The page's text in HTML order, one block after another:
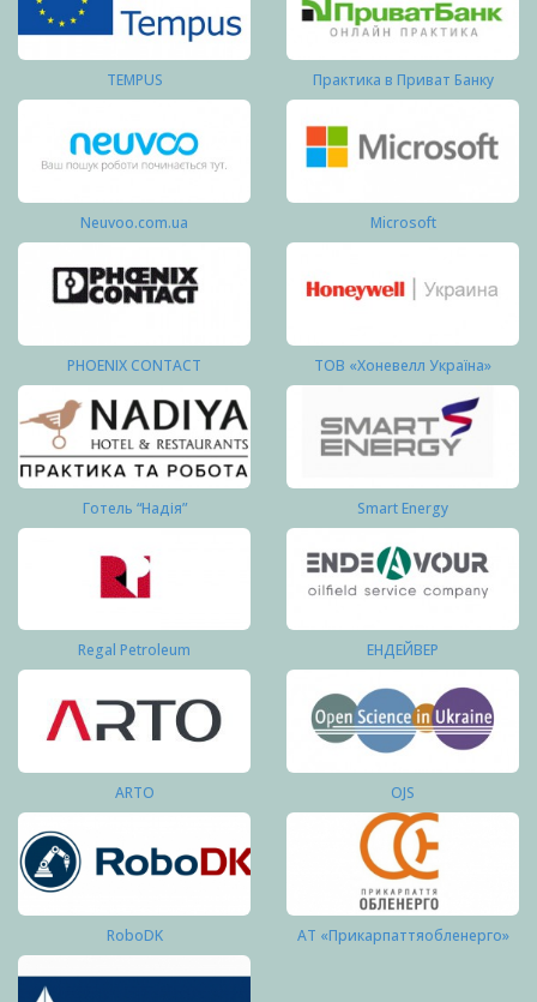
TEMPUS Практика в Приват Банку
Neuvoo.com.ua Microsoft
PHOENIX CONTACT ТОВ «Хоневелл Україна»
Готель “Надія” Smart Energy
Regal Petroleum ЕНДЕЙВЕР
ARTO OJS
RoboDK АТ «Прикарпаттяобленерго»